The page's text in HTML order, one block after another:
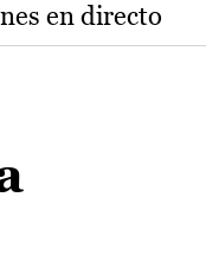
en directo